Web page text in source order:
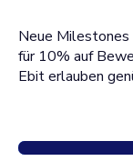
Neue Milestones
für 10% auf
Ebit erlauben